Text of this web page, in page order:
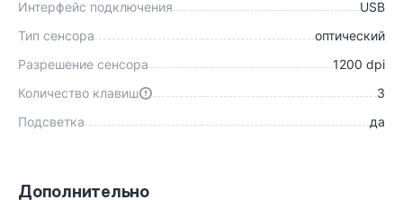
Интерфейс подключения
USB
Тип сенсора
оптический
Разрешение сенсора
1200 dpi
Количество клавиш
3
Подсветка
да
Дополнительно